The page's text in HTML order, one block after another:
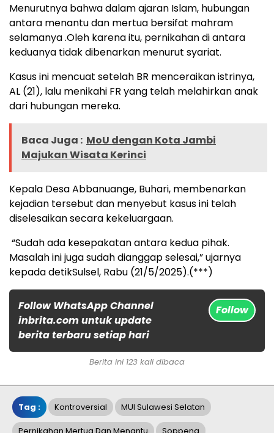
Menurutnya bahwa dalam ajaran Islam, hubungan
antara menantu dan mertua bersifat mahram
selamanya .Oleh karena itu, pernikahan di antara
keduanya tidak dibenarkan menurut syariat.
Kasus ini mencuat setelah BR menceraikan istrinya,
AL (21), lalu menikahi FR yang telah melahirkan anak
dari hubungan mereka.
Baca Juga : MoU dengan Kota Jambi
Majukan Wisata Kerinci
Kepala Desa Abbanuange, Buhari, membenarkan
kejadian tersebut dan menyebut kasus ini telah
diselesaikan secara kekeluargaan.
“Sudah ada kesepakatan antara kedua pihak.
Masalah ini juga sudah dianggap selesai,” ujarnya
kepada detikSulsel, Rabu (21/5/2025).(***)
Follow WhatsApp Channel
inbrita.com untuk update
berita terbaru setiap hari
Follow
Berita ini 123 kali dibaca
Tag : Kontroversial MUI Sulawesi Selatan